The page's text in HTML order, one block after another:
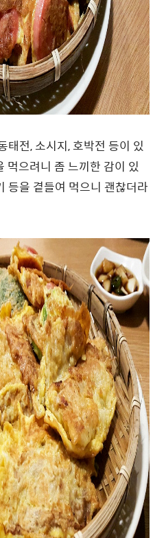
태전, 소시지, 호박전 등이 있
먹으려니 좀 느끼한 감이 있
등을 곁들여 먹으니 괜찮더라